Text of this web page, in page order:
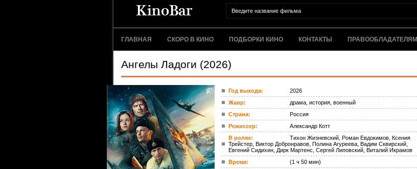
ГЛАВНАЯ СКОРО В КИНО ПОДБОРКИ КИНО КОНТАКТЫ ПРАВООБЛАДАТЕЛЯМ
Ангелы Ладоги (2026)
Год выхода:
2026
Жанр:
драма, история, военный
Страна:
Россия
Режиссер:
Александр Котт
В ролях:
Тихон Жизневский, Роман Евдокимов, Ксения
Трейстер, Виктор Добронравов, Полина Агуреева, Вадим Сквирский,
Евгений Сидихин, Дирк Мартенс, Сергей Липовский, Виталий Икрамов
Время:
(1 ч 50 мин)